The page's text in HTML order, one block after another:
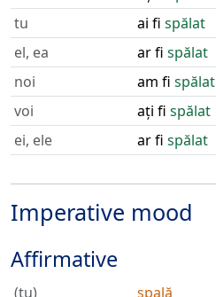
tu
ai fi spălat
el, ea
ar fi spălat
noi
am fi spălat
voi
ați fi spălat
ei, ele
ar fi spălat
Imperative mood
Affirmative
(tu)
spală